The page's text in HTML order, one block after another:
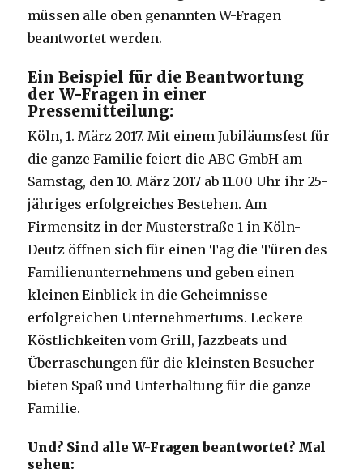
müssen alle oben genannten W-Fragen
beantwortet werden.
Ein Beispiel für die Beantwortung
der W-Fragen in einer
Pressemitteilung:
Köln, 1. März 2017. Mit einem Jubiläumsfest für
die ganze Familie feiert die ABC GmbH am
Samstag, den 10. März 2017 ab 11.00 Uhr ihr 25-
jähriges erfolgreiches Bestehen. Am
Firmensitz in der Musterstraße 1 in Köln-
Deutz öffnen sich für einen Tag die Türen des
Familienunternehmens und geben einen
kleinen Einblick in die Geheimnisse
erfolgreichen Unternehmertums. Leckere
Köstlichkeiten vom Grill, Jazzbeats und
Überraschungen für die kleinsten Besucher
bieten Spaß und Unterhaltung für die ganze
Familie.
Und? Sind alle W-Fragen beantwortet? Mal
sehen: